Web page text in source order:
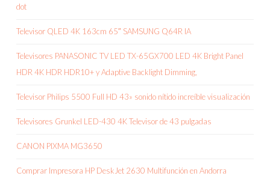
dot
Televisor QLED 4K 163cm 65″ SAMSUNG Q64R IA
Televisores PANASONIC TV LED TX-65GX700 LED 4K Bright Panel
HDR 4K HDR HDR10+ y Adaptive Backlight Dimming,
Televisor Philips 5500 Full HD 43» sonido nítido increíble visualización
Televisores Grunkel LED-430 4K Televisor de 43 pulgadas
CANON PIXMA MG3650
Comprar Impresora HP DeskJet 2630 Multifunción en Andorra